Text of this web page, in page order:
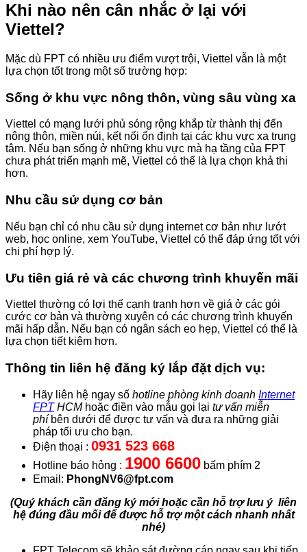
Khi nào nên cân nhắc ở lại với
Viettel?
Mặc dù FPT có nhiều ưu điểm vượt trội, Viettel vẫn là một
lựa chọn tốt trong một số trường hợp:
Sống ở khu vực nông thôn, vùng sâu vùng xa
Viettel có mạng lưới phủ sóng rộng khắp từ thành thị đến
nông thôn, miền núi, kết nối ổn định tại các khu vực xa trung
tâm. Nếu bạn sống ở những khu vực mà hạ tầng của FPT
chưa phát triển mạnh mẽ, Viettel có thể là lựa chọn khả thi
hơn.
Nhu cầu sử dụng cơ bản
Nếu bạn chỉ có nhu cầu sử dụng internet cơ bản như lướt
web, học online, xem YouTube, Viettel có thể đáp ứng tốt với
chi phí hợp lý.
Ưu tiên giá rẻ và các chương trình khuyến mãi
Viettel thường có lợi thế cạnh tranh hơn về giá ở các gói
cước cơ bản và thường xuyên có các chương trình khuyến
mãi hấp dẫn. Nếu bạn có ngân sách eo hẹp, Viettel có thể là
lựa chọn tiết kiệm hơn.
Thông tin liên hệ đăng ký lắp đặt dịch vụ:
Hãy liên hệ ngay số hotline phòng kinh doanh Internet
FPTHCMhoặc điền vào mẫu gọi lại tư vấn miễn
phíbên dưới để được tư vấn và đưa ra những giải
pháp tối ưu cho bạn.
Điện thoại : 0931 523 668
Hotline báo hỏng : 1900 6600 bấm phím 2
Email: PhongNV6@fpt.com
(Quý khách cần đăng ký mới hoặc cần hỗ trợ lưu ý liên
hệ đúng đầu mối để được hỗ trợ một cách nhanh nhất
nhé)